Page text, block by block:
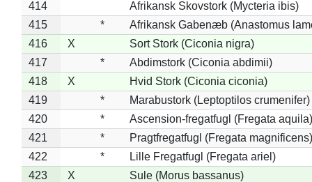
414
Afrikansk Skovstork (Mycteria ibis)
415
*
Afrikansk Gabenæb (Anastomus
416
X
Sort Stork (Ciconia nigra)
417
*
Abdimstork (Ciconia abdimii)
418
X
Hvid Stork (Ciconia ciconia)
419
*
Marabustork (Leptoptilos crumenifer)
420
*
Ascension-fregatfugl (Fregata aquila)
421
*
Pragtfregatfugl (Fregata magnificens)
422
*
Lille Fregatfugl (Fregata ariel)
423
X
Sule (Morus bassanus)